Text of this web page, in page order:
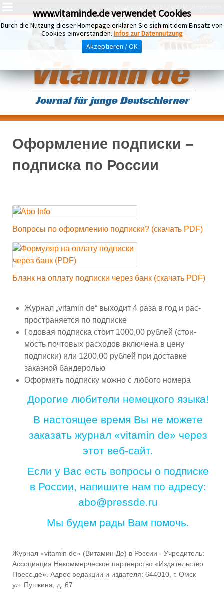
www.vitaminde.de verwendet Cookies
Durch die Nutzung dieser Homepage erklären Sie sich mit dem Einsatz von
Cookies einverstanden. Infos zur Datennutzung
Akzeptieren / OK